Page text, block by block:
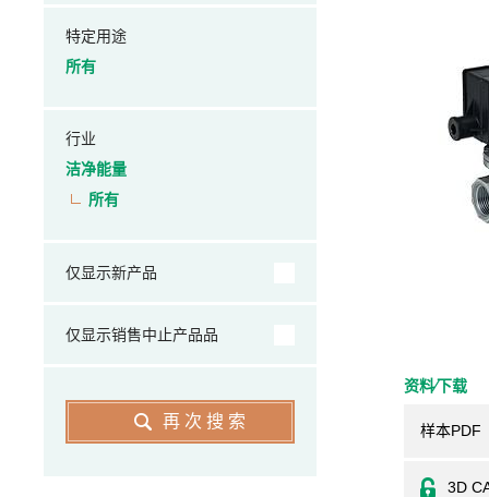
资料⁄下载
样本PDF
3D
特定用途
所有
行业
洁净能量
所有
仅显示新产品
仅显示销售中止产品品
再次搜索